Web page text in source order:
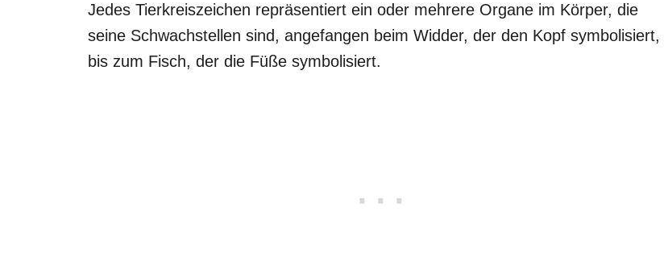
Jedes Tierkreiszeichen repräsentiert ein oder mehrere Organe im Körper, die
seine Schwachstellen sind, angefangen beim Widder, der den Kopf symbolisiert,
bis zum Fisch, der die Füße symbolisiert.